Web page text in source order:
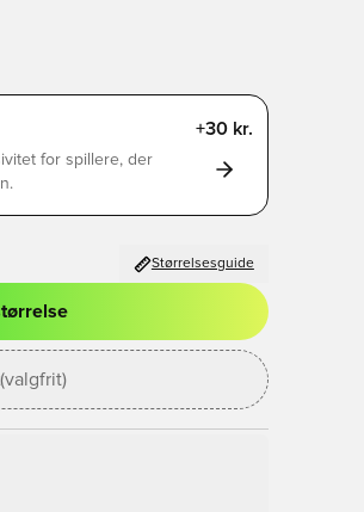
+30 kr.
for spillere, der
Størrelsesguide
tilmelde dig som medlem
(valgfrit)